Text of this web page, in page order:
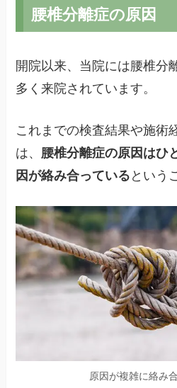
腰椎分離症の原因
開院以来、当院には腰椎分
多く来院されています。
これまでの検査結果や施術
は、 腰椎分離症の原因はひ
因が絡み合っている という
原因が複雑に絡み